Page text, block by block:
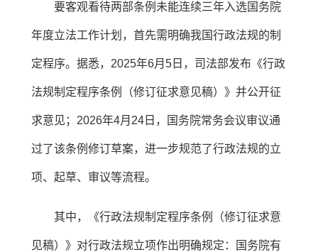
要客观看待两部条例未能连续三年入选国务院
年度立法工作计划，首先需明确我国行政法规的制
定程序。据悉，2025年6月5日，司法部发布《行政
法规制定程序条例（修订征求意见稿）》并公开征
求意见；2026年4月24日，国务院常务会议审议通
过了该条例修订草案，进一步规范了行政法规的立
项、起草、审议等流程。
其中，《行政法规制定程序条例（修订征求意
见稿）》对行政法规立项作出明确规定：国务院有